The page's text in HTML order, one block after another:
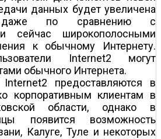
данных будет увеличена
по сравнению с
сейчас широкополосными
к обычному Интернету.
Internet2 могут
обычного Интернета.
Internet2 предоставляются в
корпоративным клиентам в
области, однако в
появится возможность
Калуге, Туле и некоторых